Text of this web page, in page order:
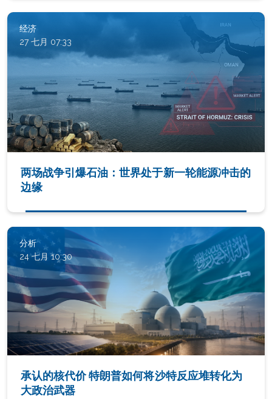
经济
27 七月 07:33
两场战争引爆石油：世界处于新一轮能源冲击的
边缘
分析
24 七月 10:30
承认的核代价 特朗普如何将沙特反应堆转化为
大政治武器